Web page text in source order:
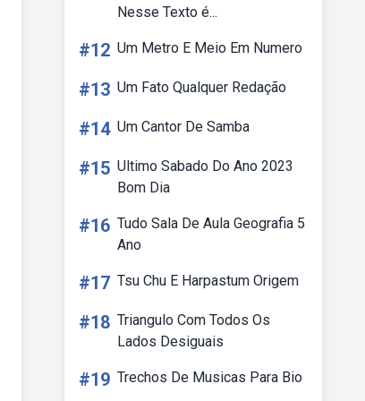
Nesse Texto é...
#12 Um Metro E Meio Em Numero
#13 Um Fato Qualquer Redação
#14 Um Cantor De Samba
#15 Ultimo Sabado Do Ano 2023
Bom Dia
#16 Tudo Sala De Aula Geografia 5
Ano
#17 Tsu Chu E Harpastum Origem
#18 Triangulo Com Todos Os
Lados Desiguais
#19 Trechos De Musicas Para Bio